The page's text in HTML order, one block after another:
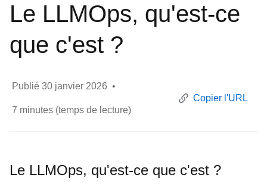
Le LLMOps, qu'est-ce
que c'est ?
Publié 30 janvier 2026 •
7 minutes (temps de lecture)
Copier l'URL
Le LLMOps, qu'est-ce que c'est ?